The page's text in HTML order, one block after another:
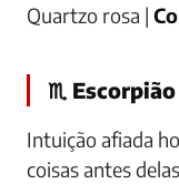
Quartzo rosa |
♏ Escorpião
Intuição afiada
coisas antes